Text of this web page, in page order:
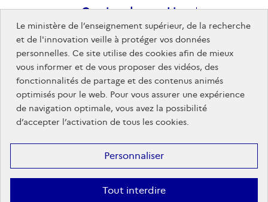
visiteurs
Gestion des cookies
Données personnelles
Nous rejoindre
Plan du site
Sites publics
Le ministère de l’enseignement supérieur, de la recherche
et de l'innovation veille à protéger vos données
personnelles. Ce site utilise des cookies afin de mieux
vous informer et de vous proposer des vidéos, des
fonctionnalités de partage et des contenus animés
optimisés pour le web. Pour vous assurer une expérience
de navigation optimale, vous avez la possibilité
d’accepter l’activation de tous les cookies.
Tout interdire
Personnaliser